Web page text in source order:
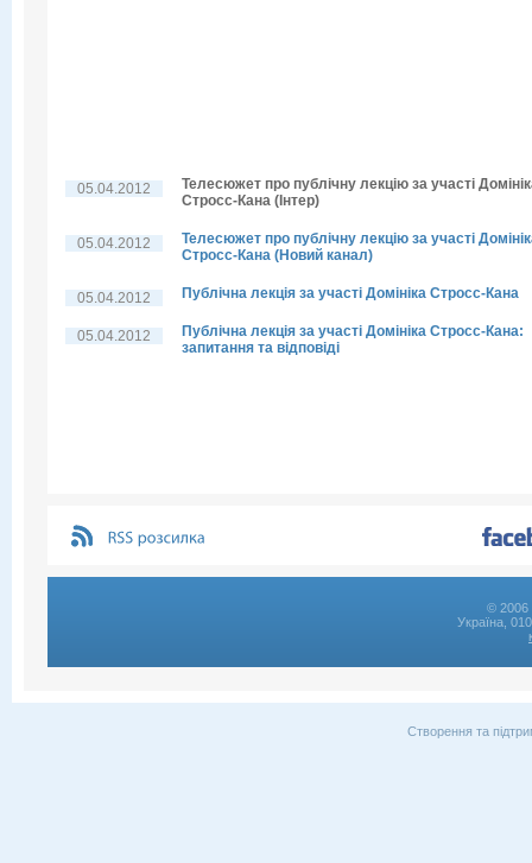
05.04.2012
Телесюжет про публічну лекцію за участі
Стросс-Кана (Інтер)
05.04.2012
Телесюжет про публічну лекцію за участі
Стросс-Кана (Новий канал)
05.04.2012 Публічна лекція за участі Домініка Стросс-Кана
05.04.2012
Публічна лекція за участі Домініка Стросс-Кана:
запитання та відповіді
© 2006
Україна,
Створення та